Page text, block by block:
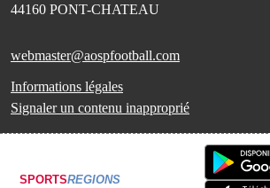
44160 PONT-CHATEAU
webmaster@aospfootball.com
Informations légales
Signaler un contenu inapproprié
SPORTSREGIONS